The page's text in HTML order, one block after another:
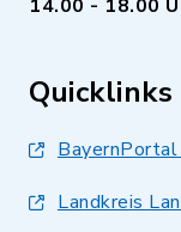
14.00 - 18.00
Quicklinks
BayernPortal
Landkreis